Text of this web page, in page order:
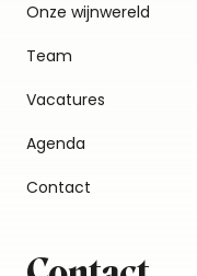
Onze wijnwereld
Team
Vacatures
Agenda
Contact